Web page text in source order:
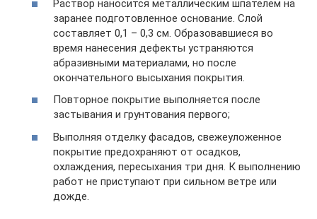
Раствор наносится металлическим шпателем на
заранее подготовленное основание. Слой
составляет 0,1 – 0,3 см. Образовавшиеся во
время нанесения дефекты устраняются
абразивными материалами, но после
окончательного высыхания покрытия.
Повторное покрытие выполняется после
застывания и грунтования первого;
Выполняя отделку фасадов, свежеуложенное
покрытие предохраняют от осадков,
охлаждения, пересыхания три дня. К выполнению
работ не приступают при сильном ветре или
дожде.